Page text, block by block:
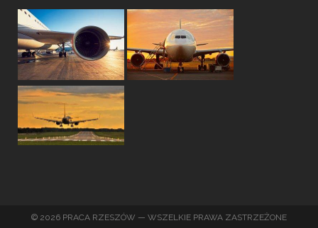
© 2026 PRACA RZESZÓW — WSZELKIE PRAWA ZASTRZEŻONE